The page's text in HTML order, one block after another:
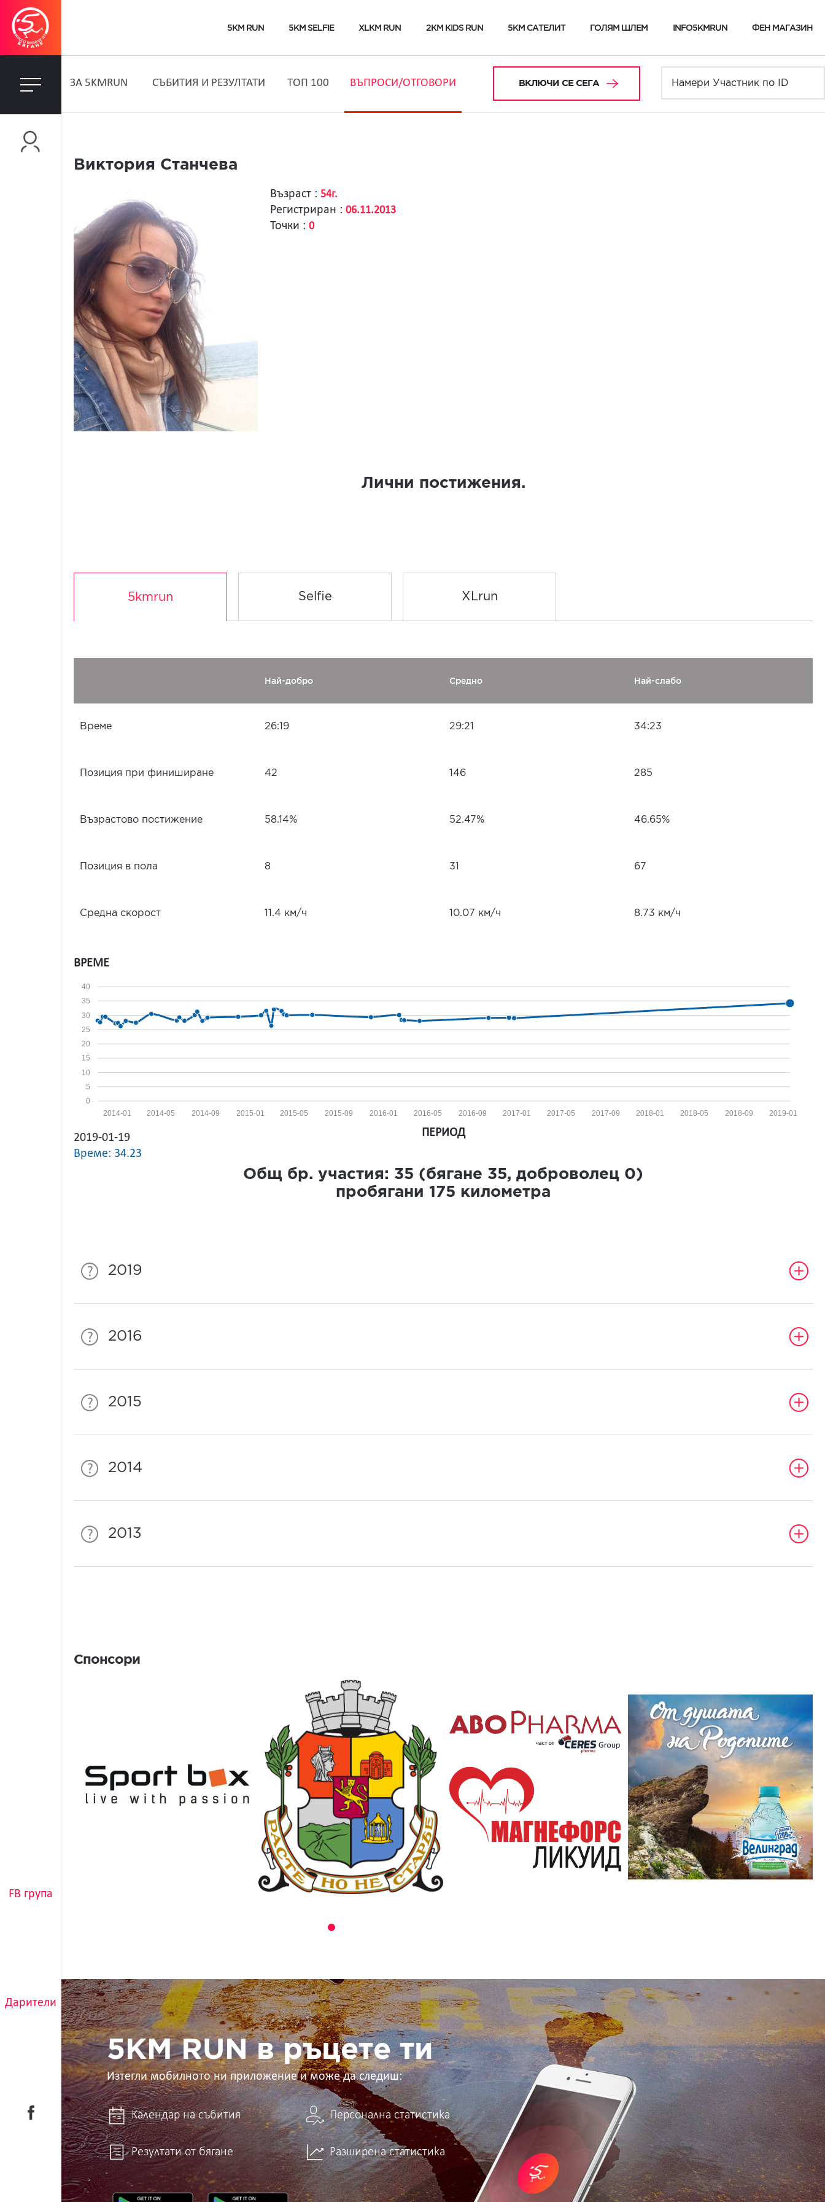
5KM RUN 5KM SELFIE XLKM RUN 2KM KIDS RUN 5KM САТЕЛИТ ГОЛЯМ ШЛЕМ INFO5KMRUN ФЕН МАГАЗИН
FB група
Дарители
ЗA 5KMRUN СЪБИТИЯ И РЕЗУЛТАТИ ТОП 100 ВЪПРОСИ/ОТГОВОРИ ВКЛЮЧИ СЕ СЕГА
Виктория Станчева
Възраст : 54г.
Регистриран : 06.11.2013
Точки : 0
Лични постижения.
5kmrun Selfie XLrun
Най-добро Средно Най-слабо
Време 26:19 29:21 34:23
Позиция при финиширане 42 146 285
Възрастово постижение 58.14% 52.47% 46.65%
Позиция в пола 8 31 67
Средна скорост 11.4 км/ч 10.07 км/ч 8.73 км/ч
ВРЕМЕ
0
5
10
15
20
25
30
35
40
2019-01
2018-09
2018-05
2018-01
2017-09
2017-05
2017-01
2016-09
2016-05
2016-01
2015-09
2015-05
2015-01
2014-09
2014-05
2014-01
2019-01-19
Време: 34.23
ПЕРИОД
Общ бр. участия: 35 (бягане 35, доброволец 0)
пробягани 175 километра
2019
2016
2015
2014
2013
Спонсори
5KM
RUN
в
ръцете
ти
5KM RUN в ръцете ти
Изтегли мобилното ни приложение и може да следиш:
Календар на събития Персонална статистика
Резултати от бягане Разширена статистика